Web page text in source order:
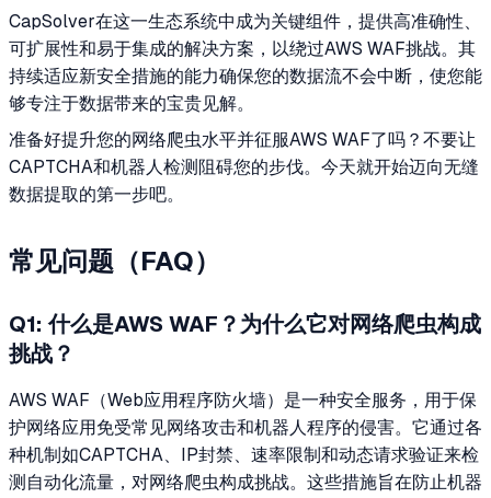
CapSolver在这一生态系统中成为关键组件，提供高准确性、
可扩展性和易于集成的解决方案，以绕过AWS WAF挑战。其
持续适应新安全措施的能力确保您的数据流不会中断，使您能
够专注于数据带来的宝贵见解。
准备好提升您的网络爬虫水平并征服AWS WAF了吗？不要让
CAPTCHA和机器人检测阻碍您的步伐。今天就开始迈向无缝
数据提取的第一步吧。
常见问题（FAQ）
Q1: 什么是AWS WAF？为什么它对网络爬虫构成
挑战？
AWS WAF（Web应用程序防火墙）是一种安全服务，用于保
护网络应用免受常见网络攻击和机器人程序的侵害。它通过各
种机制如CAPTCHA、IP封禁、速率限制和动态请求验证来检
测自动化流量，对网络爬虫构成挑战。这些措施旨在防止机器